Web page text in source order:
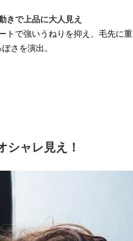
きで上品に大人見え
トで強いうねりを抑え、毛先に
さを演出。
ャレ見え！